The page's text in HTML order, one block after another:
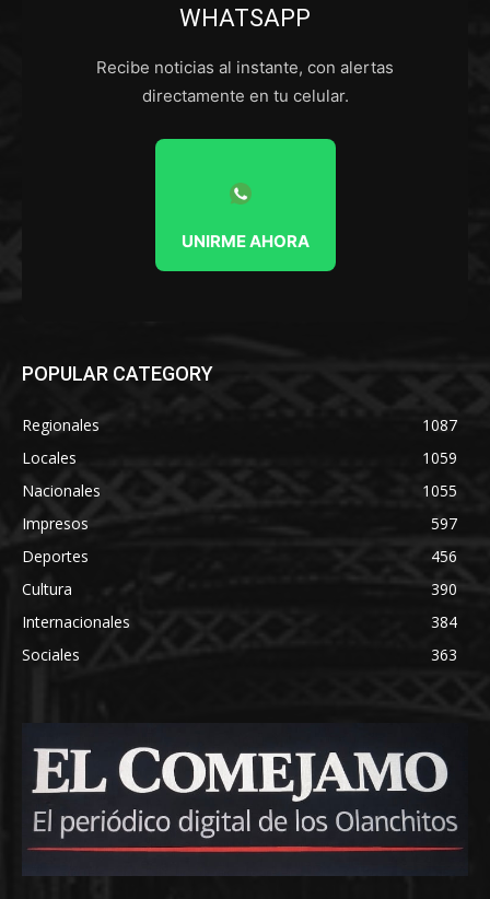
WHATSAPP
Recibe noticias al instante, con alertas
directamente en tu celular.
UNIRME AHORA
POPULAR CATEGORY
Regionales
1087
Locales
1059
Nacionales
1055
Impresos
597
Deportes
456
Cultura
390
Internacionales
384
Sociales
363